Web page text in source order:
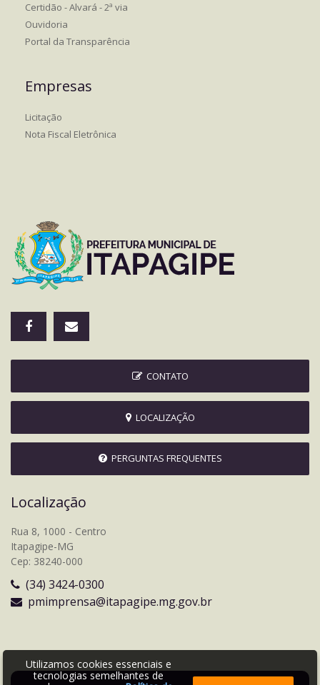
Certidão - Alvará - 2ª via
Ouvidoria
Portal da Transparência
Empresas
Licitação
Nota Fiscal Eletrônica
CONTATO
LOCALIZAÇÃO
PERGUNTAS FREQUENTES
Localização
Rua 8, 1000 - Centro
Itapagipe-MG
Cep: 38240-000
(34) 3424-0300
pmimprensa@itapagipe.mg.gov.br
Utilizamos cookies essenciais e
tecnologias semelhantes de